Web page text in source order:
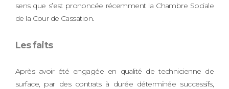
sens que s’est prononcée récemment la Chambre Sociale
de la Cour de Cassation.
Les faits
Après avoir été engagée en qualité de technicienne de
surface, par des contrats à durée déterminée successifs,